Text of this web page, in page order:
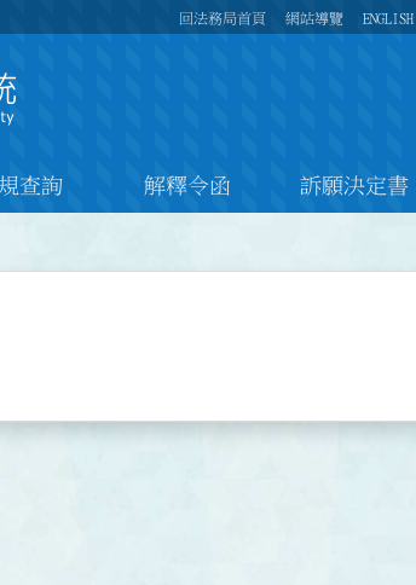
回法務局首頁 網站導覽 ENGLISH
查詢 解釋令函 訴願決定書